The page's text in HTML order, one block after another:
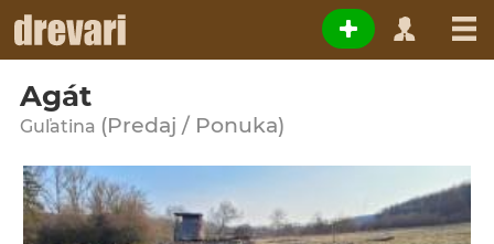
Agát
Guľatina (Predaj / Ponuka)